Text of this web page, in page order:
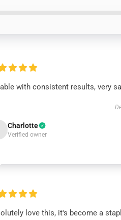
with consistent results, very
Charlotte
Verified owner
love this, it's become a